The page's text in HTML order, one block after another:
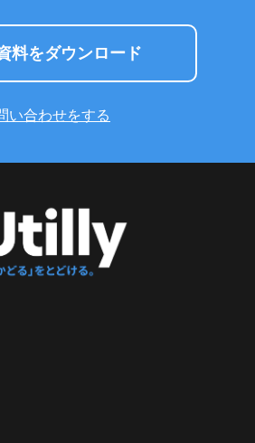
料をダウンロード
い合わせをする